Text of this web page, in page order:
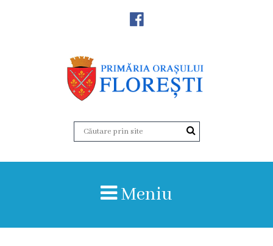
Primăria
Structura,
Meniu